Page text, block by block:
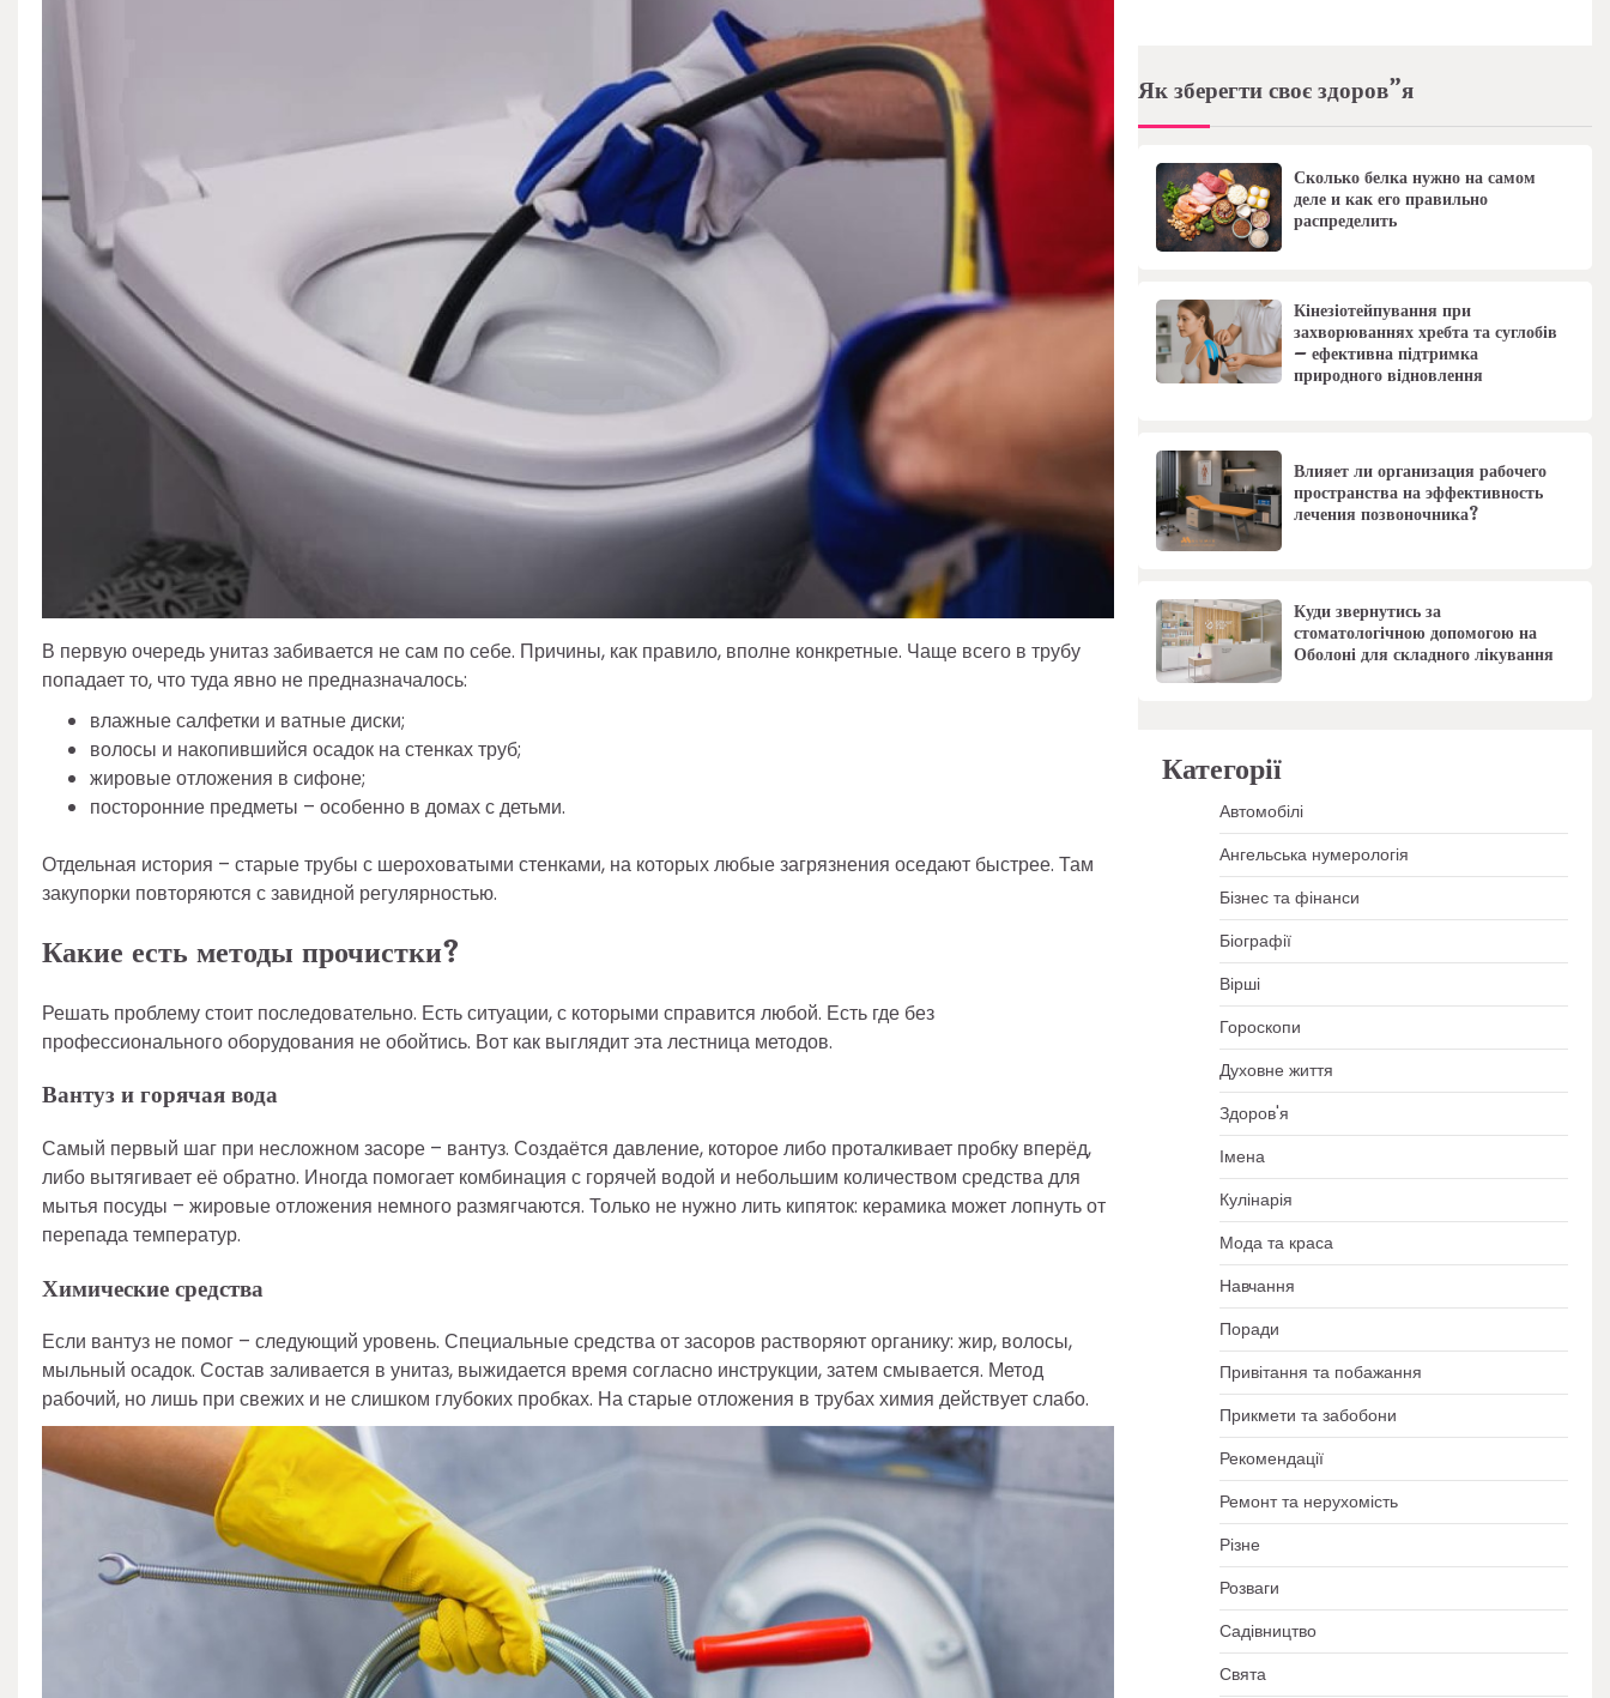
В первую очередь унитаз забивается не сам по себе. Причины, как правило, вполне конкретные. Чаще всего в трубу
попадает то, что туда явно не предназначалось:
влажные салфетки и ватные диски;
волосы и накопившийся осадок на стенках труб;
жировые отложения в сифоне;
посторонние предметы – особенно в домах с детьми.
Отдельная история – старые трубы с шероховатыми стенками, на которых любые загрязнения оседают быстрее. Там
закупорки повторяются с завидной регулярностью.
Какие есть методы прочистки?
Решать проблему стоит последовательно. Есть ситуации, с которыми справится любой. Есть где без
профессионального оборудования не обойтись. Вот как выглядит эта лестница методов.
Вантуз и горячая вода
Самый первый шаг при несложном засоре – вантуз. Создаётся давление, которое либо проталкивает пробку вперёд,
либо вытягивает её обратно. Иногда помогает комбинация с горячей водой и небольшим количеством средства для
мытья посуды – жировые отложения немного размягчаются. Только не нужно лить кипяток: керамика может лопнуть от
перепада температур.
Химические средства
Если вантуз не помог – следующий уровень. Специальные средства от засоров растворяют органику: жир, волосы,
мыльный осадок. Состав заливается в унитаз, выжидается время согласно инструкции, затем смывается. Метод
рабочий, но лишь при свежих и не слишком глубоких пробках. На старые отложения в трубах химия действует слабо.
Як зберегти своє здоров”я
Сколько белка нужно на самом
деле и как его правильно
распределить
Кінезіотейпування при
захворюваннях хребта та суглобів
– ефективна підтримка
природного відновлення
Влияет ли организация рабочего
пространства на эффективность
лечения позвоночника?
Куди звернутись за
стоматологічною допомогою на
Оболоні для складного лікування
Категорії
Автомобілі
Ангельська нумерологія
Бізнес та фінанси
Біографії
Вірші
Гороскопи
Духовне життя
Здоров'я
Імена
Кулінарія
Мода та краса
Навчання
Поради
Привітання та побажання
Прикмети та забобони
Рекомендації
Ремонт та нерухомість
Різне
Розваги
Садівництво
Свята